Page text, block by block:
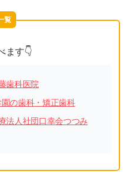
覧
ます👇
歯科医院
園の歯科・矯正歯科
法人社団口幸会つつみ